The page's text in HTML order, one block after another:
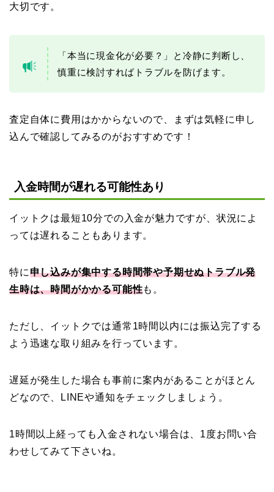
大切です。
「本当に現金化が必要？」と冷静に判断し、
慎重に検討すればトラブルを防げます。
査定自体に費用はかからないので、まずは気軽に申し
込んで確認してみるのがおすすめです！
入金時間が遅れる可能性あり
イットクは最短10分での入金が魅力ですが、状況によ
っては遅れることもあります。
特に申し込みが集中する時間帯や予期せぬトラブル発
生時は、時間がかかる可能性も。
ただし、イットクでは通常1時間以内には振込完了する
よう迅速な取り組みを行っています。
遅延が発生した場合も事前に案内があることがほとん
どなので、LINEや通知をチェックしましょう。
1時間以上経っても入金されない場合は、1度お問い合
わせしてみて下さいね。